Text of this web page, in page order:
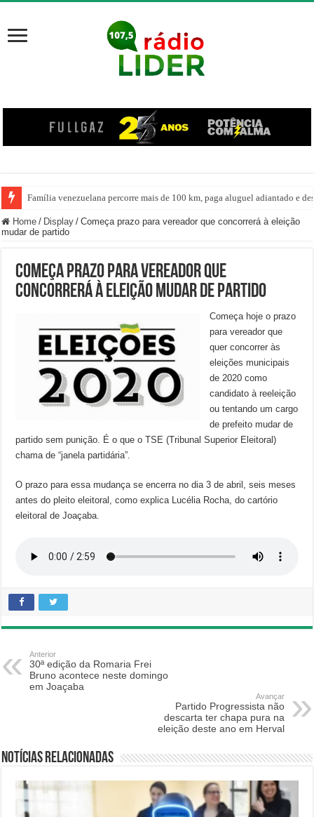
Família venezuelana percorre mais de 100 km, paga aluguel adiantado e
Home / Display / Começa prazo para vereador que concorrerá à eleição
mudar de partido
Começa prazo para vereador que
concorrerá à eleição mudar de partido
Começa hoje o prazo
para vereador que
quer concorrer às
eleições municipais
de 2020 como
candidato à reeleição
ou tentando um cargo
de prefeito mudar de
partido sem punição. É o que o TSE (Tribunal Superior Eleitoral)
chama de “janela partidária”.
O prazo para essa mudança se encerra no dia 3 de abril, seis meses
antes do pleito eleitoral, como explica Lucélia Rocha, do cartório
eleitoral de Joaçaba.
Anterior
30ª edição da Romaria Frei
Bruno acontece neste domingo
em Joaçaba
Avançar
Partido Progressista não
descarta ter chapa pura na
eleição deste ano em Herval
Notícias relacionadas